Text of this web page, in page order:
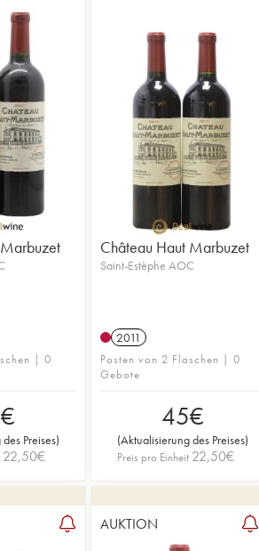
| 0
€
Preises)
22,50€
Château Haut Marbuzet
Saint-Estèphe AOC
2011
Posten von 2 Flaschen | 0
Gebote
45€
(Aktualisierung des Preises)
Preis pro Einheit 22,50€
AUKTION